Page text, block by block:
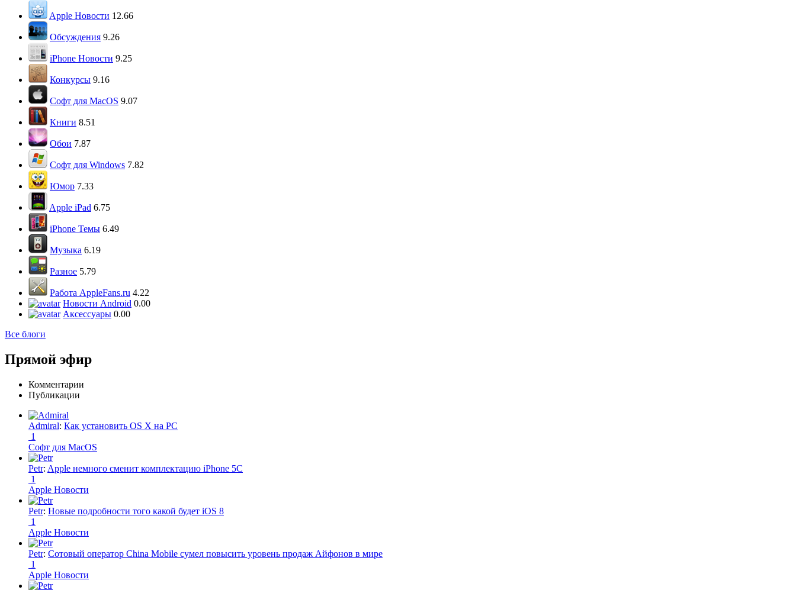
Apple Новости 12.66
Обсуждения 9.26
iPhone Новости 9.25
Конкурсы 9.16
Софт для MacOS 9.07
Книги 8.51
Обои 7.87
Софт для Windows 7.82
Юмор 7.33
Apple iPad 6.75
iPhone Темы 6.49
Музыка 6.19
Разное 5.79
Работа AppleFans.ru 4.22
Новости Android 0.00
Аксессуары 0.00
Все блоги
Прямой эфир
Комментарии
Публикации
Admiral: Как установить OS X на PC
1
Софт для MacOS
Petr: Apple немного сменит комплектацию iPhone 5C
1
Apple Новости
Petr: Новые подробности того какой будет iOS 8
1
Apple Новости
Petr: Сотовый оператор China Mobile сумел повысить уровень продаж Айфонов в мире
1
Apple Новости